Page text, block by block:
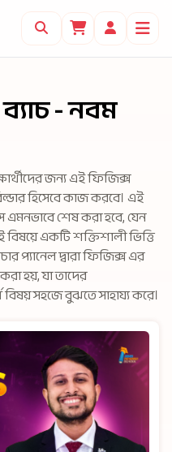
- নবম
জন্য এই ফিজিক্স
হিসেবে কাজ করবে। এই
এমনভাবে শেষ করা হবে, যেন
বিষয়ে একটি শক্তিশালী ভিত্তি
প্যানেল দ্বারা ফিজিক্স এর
হয়, যা তাদের
সহজে বুঝতে সাহায্য করে।